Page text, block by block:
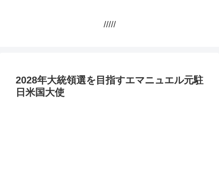
/////
2028年大統領選を目指すエマニュエル元駐
日米国大使